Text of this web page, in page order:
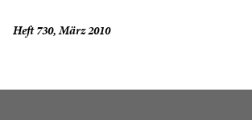
Heft 730, März 2010